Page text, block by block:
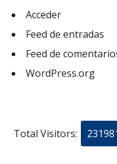
Acceder
Feed de entradas
Feed de
WordPress.org
Total Visitors: